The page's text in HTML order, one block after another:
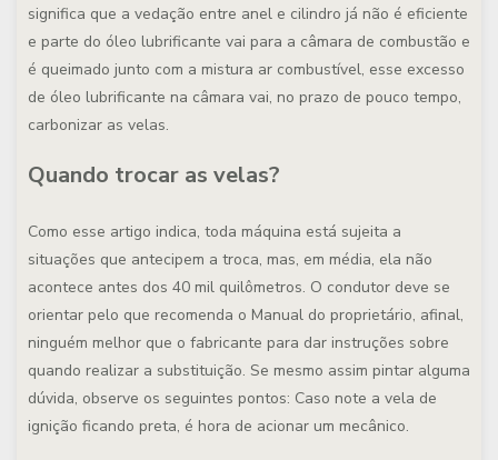
significa que a vedação entre anel e cilindro já não é eficiente
e parte do óleo lubrificante vai para a câmara de combustão e
é queimado junto com a mistura ar combustível, esse excesso
de óleo lubrificante na câmara vai, no prazo de pouco tempo,
carbonizar as velas.
Quando trocar as velas?
Como esse artigo indica, toda máquina está sujeita a
situações que antecipem a troca, mas, em média, ela não
acontece antes dos 40 mil quilômetros. O condutor deve se
orientar pelo que recomenda o Manual do proprietário, afinal,
ninguém melhor que o fabricante para dar instruções sobre
quando realizar a substituição. Se mesmo assim pintar alguma
dúvida, observe os seguintes pontos: Caso note a vela de
ignição ficando preta, é hora de acionar um mecânico.